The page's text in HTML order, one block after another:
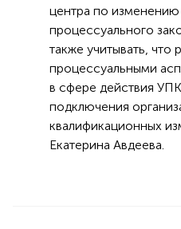
центра по
процессуального
также учитывать, что
процессуальными
в сфере действия
подключения
квалификационных
Екатерина Авдеева.